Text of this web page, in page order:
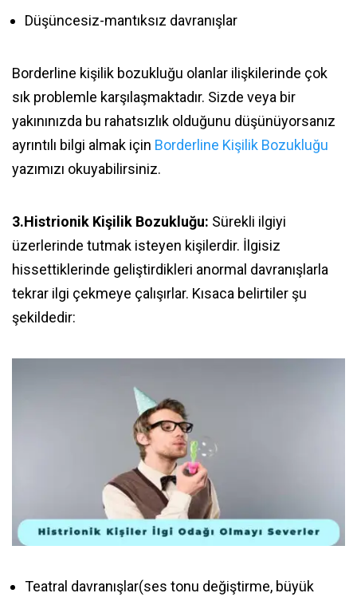
Düşüncesiz-mantıksız davranışlar
Borderline kişilik bozukluğu olanlar ilişkilerinde çok
sık problemle karşılaşmaktadır. Sizde veya bir
yakınınızda bu rahatsızlık olduğunu düşünüyorsanız
ayrıntılı bilgi almak için Borderline Kişilik Bozukluğu
yazımızı okuyabilirsiniz.
3.Histrionik Kişilik Bozukluğu: Sürekli ilgiyi
üzerlerinde tutmak isteyen kişilerdir. İlgisiz
hissettiklerinde geliştirdikleri anormal davranışlarla
tekrar ilgi çekmeye çalışırlar. Kısaca belirtiler şu
şekildedir:
Teatral davranışlar(ses tonu değiştirme, büyük